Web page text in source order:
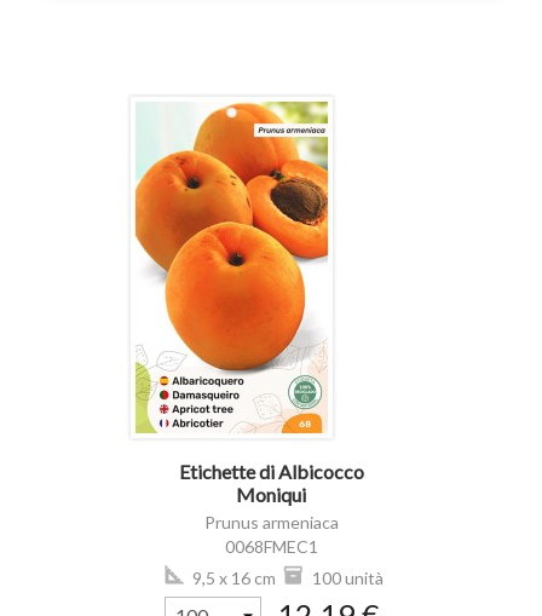
Etichette di Albicocco
Moniqui
Prunus armeniaca
0068FMEC1
9,5 x 16 cm
100 unità